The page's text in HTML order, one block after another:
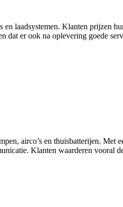
laadsystemen. Klanten prijzen
dat er ook na oplevering goede
airco’s en thuisbatterijen. Met
Klanten waarderen vooral